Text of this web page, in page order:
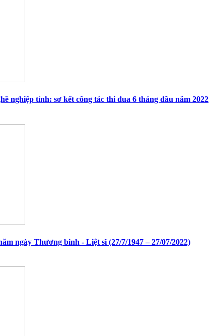
nghiệp tỉnh: sơ kết công tác thi đua 6 tháng đầu năm 2022
ngày Thương binh - Liệt sĩ (27/7/1947 – 27/07/2022)